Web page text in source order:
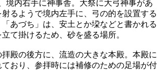
境内右手に神事舎。大祭に大弓神事があ
るようで境内左手に、弓の的を設置する
「あづち」は、安土とか垜などと書かれる
て掛けるため、砂を盛る場所。
殿の後方に、流造の大きな本殿。本殿に
おり、参拝時には補修のための足場が付